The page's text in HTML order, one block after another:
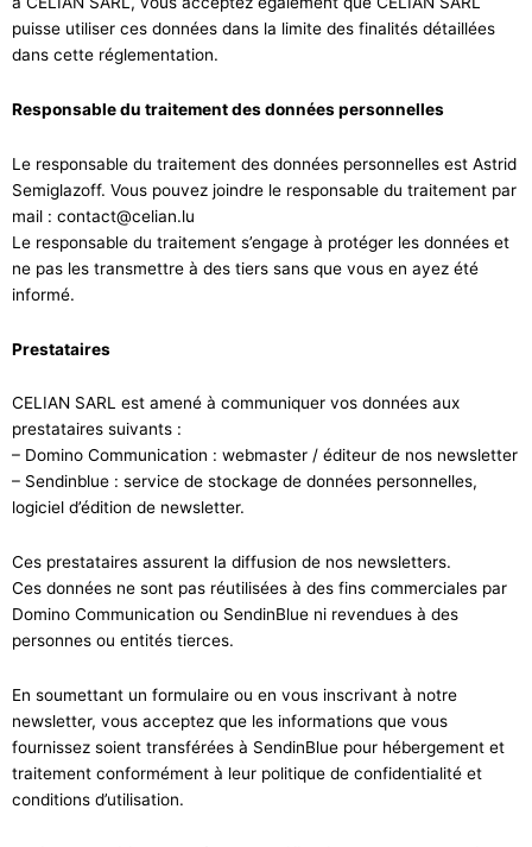
puisse utiliser ces données dans la limite des finalités détaillées
dans cette réglementation.
Responsable du traitement des données personnelles
Le responsable du traitement des données personnelles est Astrid
Semiglazoff. Vous pouvez joindre le responsable du traitement par
mail : contact@celian.lu
Le responsable du traitement s’engage à protéger les données et
ne pas les transmettre à des tiers sans que vous en ayez été
informé.
Prestataires
CELIAN SARL est amené à communiquer vos données aux
prestataires suivants :
– Domino Communication : webmaster / éditeur de nos newsletter
– Sendinblue : service de stockage de données personnelles,
logiciel d’édition de newsletter.
Ces prestataires assurent la diffusion de nos newsletters.
Ces données ne sont pas réutilisées à des fins commerciales par
Domino Communication ou SendinBlue ni revendues à des
personnes ou entités tierces.
En soumettant un formulaire ou en vous inscrivant à notre
newsletter, vous acceptez que les informations que vous
fournissez soient transférées à SendinBlue pour hébergement et
traitement conformément à leur politique de confidentialité et
conditions d’utilisation.